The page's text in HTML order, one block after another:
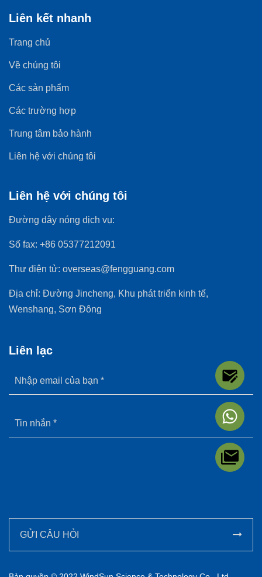
Liên kết nhanh
Trang chủ
Về chúng tôi
Các sản phẩm
Các trường hợp
Trung tâm bảo hành
Liên hệ với chúng tôi
Liên hệ với chúng tôi
Đường dây nóng dịch vụ:
Số fax: +86 05377212091
Thư điện tử: overseas@fengguang.com
Địa chỉ: Đường Jincheng, Khu phát triển kinh tế,
Wenshang, Sơn Đông
Liên lạc
GỬI CÂU HỎI